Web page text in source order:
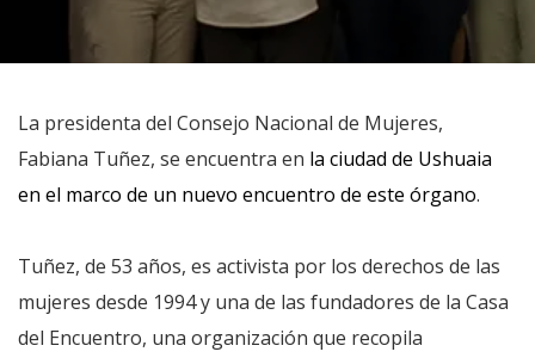
La presidenta del Consejo Nacional de Mujeres,
Fabiana Tuñez, se encuentra en la ciudad de Ushuaia
en el marco de un nuevo encuentro de este órgano.
Tuñez, de 53 años, es activista por los derechos de las
mujeres desde 1994 y una de las fundadores de la Casa
del Encuentro, una organización que recopila